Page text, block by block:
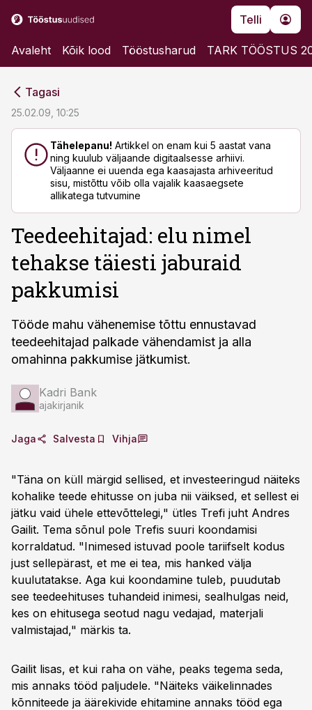
Telli
Avaleht Kõik lood Tööstusharud TARK TÖÖSTUS
Tagasi
25.02.09, 10:25
Tähelepanu! Artikkel on enam kui 5 aastat vana
ning kuulub väljaande digitaalsesse arhiivi.
Väljaanne ei uuenda ega kaasajasta arhiveeritud
sisu, mistõttu võib olla vajalik kaasaegsete
allikatega tutvumine
Teedeehitajad: elu nimel
tehakse täiesti jaburaid
pakkumisi
Tööde mahu vähenemise tõttu ennustavad
teedeehitajad palkade vähendamist ja alla
omahinna pakkumise jätkumist.
Kadri Bank
ajakirjanik
Jaga Salvesta Vihja
"Täna on küll märgid sellised, et investeeringud näiteks
kohalike teede ehitusse on juba nii väiksed, et sellest ei
jätku vaid ühele ettevõttelegi," ütles Trefi juht Andres
Gailit. Tema sõnul pole Trefis suuri koondamisi
korraldatud. "Inimesed istuvad poole tariifselt kodus
just sellepärast, et me ei tea, mis hanked välja
kuulutatakse. Aga kui koondamine tuleb, puudutab
see teedeehituses tuhandeid inimesi, sealhulgas neid,
kes on ehitusega seotud nagu vedajad, materjali
valmistajad," märkis ta.
Gailit lisas, et kui raha on vähe, peaks tegema seda,
mis annaks tööd paljudele. "Näiteks väikelinnades
kõnniteede ja äärekivide ehitamine annaks tööd ega